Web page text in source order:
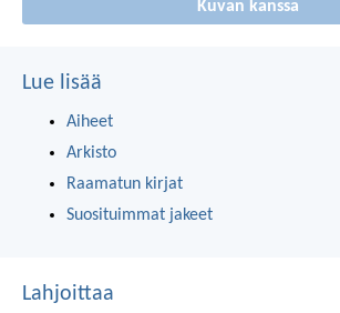
Kuvan kanssa
Lue lisää
Aiheet
Arkisto
Raamatun kirjat
Suosituimmat jakeet
Lahjoittaa